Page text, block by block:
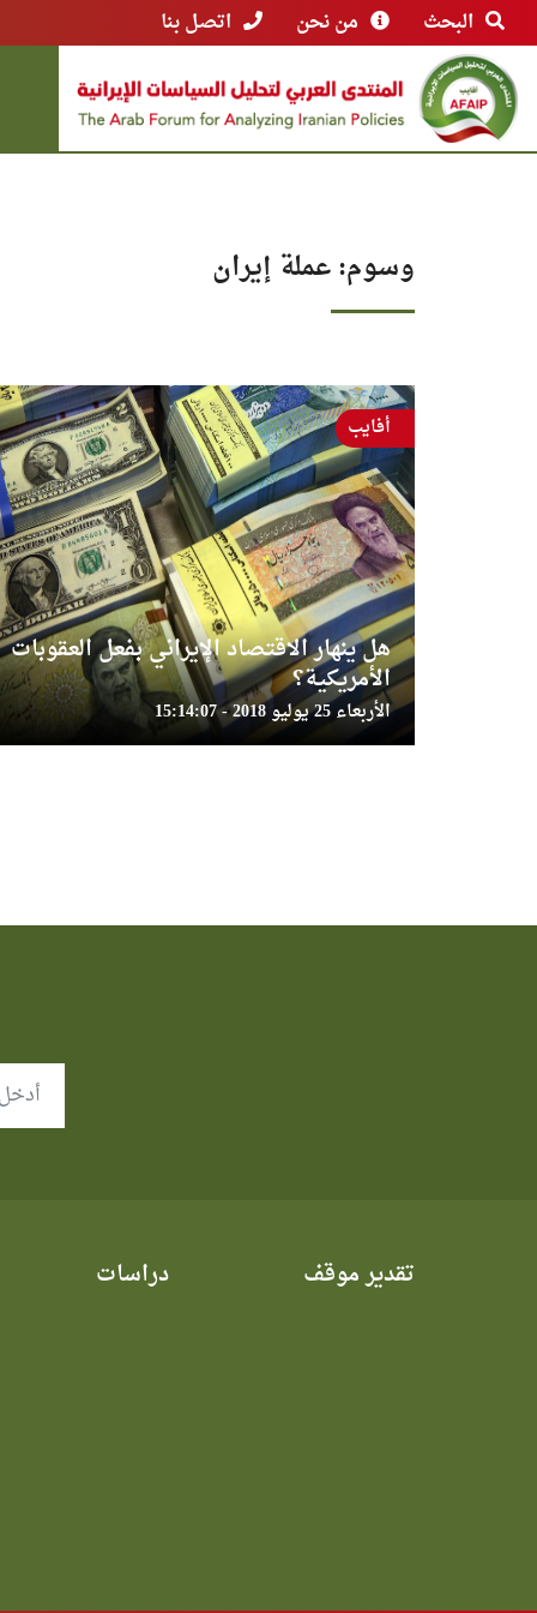
البحث من نحن اتصل بنا
وسوم: عملة إيران
هل ينهار الاقتصاد الإيراني بفعل العقوبات
الأمريكية؟
الأربعاء 25 يوليو 2018 - 15:14:07
أفايب
تقدير موقف دراسات